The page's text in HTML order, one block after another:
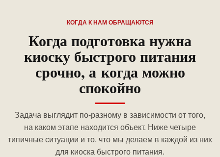
КОГДА К НАМ ОБРАЩАЮТСЯ
Когда подготовка нужна
киоску быстрого питания
срочно, а когда можно
спокойно
Задача выглядит по-разному в зависимости от того,
на каком этапе находится объект. Ниже четыре
типичные ситуации и то, что мы делаем в каждой из них
для киоска быстрого питания.